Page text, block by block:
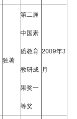
独著
第二届
中国素
质教育
教研成
果奖一
等奖
2009年3
月